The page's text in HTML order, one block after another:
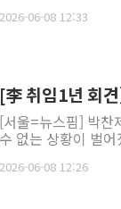
2026-06-08 12:33
[李 취임1년 회
[서울=뉴스핌] 박찬
수 없는 상황이 벌
2026-06-08 12:26